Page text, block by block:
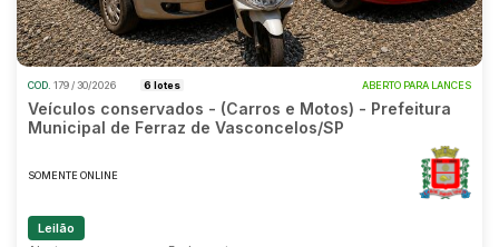
COD. 179 / 30/2026 6 lotes ABERTO PARA LANCES
Veículos conservados - (Carros e Motos) - Prefeitura
Municipal de Ferraz de Vasconcelos/SP
SOMENTE ONLINE
Leilão